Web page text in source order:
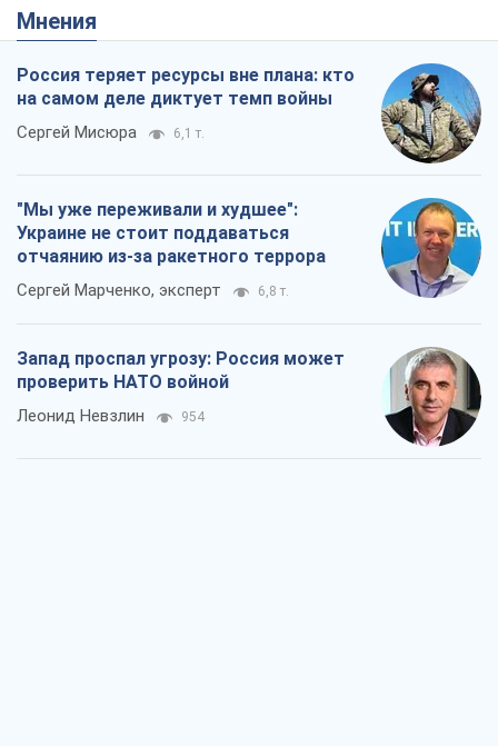
Мнения
Россия теряет ресурсы вне плана: кто
на самом деле диктует темп войны
Сергей Мисюра 6,1 т.
"Мы уже переживали и худшее":
Украине не стоит поддаваться
отчаянию из-за ракетного террора
Сергей Марченко, эксперт 6,8 т.
Запад проспал угрозу: Россия может
проверить НАТО войной
Леонид Невзлин 954